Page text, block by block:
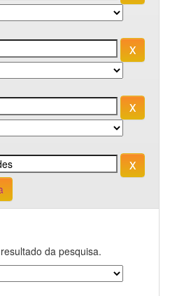
da pesquisa.